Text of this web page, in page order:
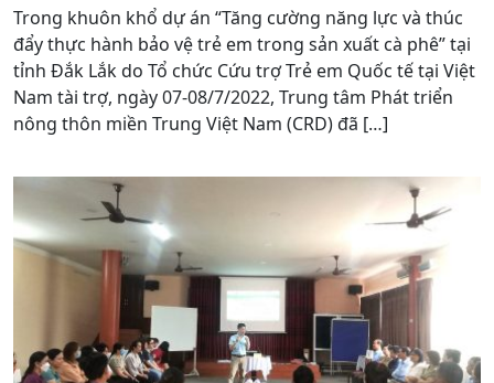
Trong khuôn khổ dự án “Tăng cường năng lực và thúc
đẩy thực hành bảo vệ trẻ em trong sản xuất cà phê” tại
tỉnh Đắk Lắk do Tổ chức Cứu trợ Trẻ em Quốc tế tại Việt
Nam tài trợ, ngày 07-08/7/2022, Trung tâm Phát triển
nông thôn miền Trung Việt Nam (CRD) đã […]